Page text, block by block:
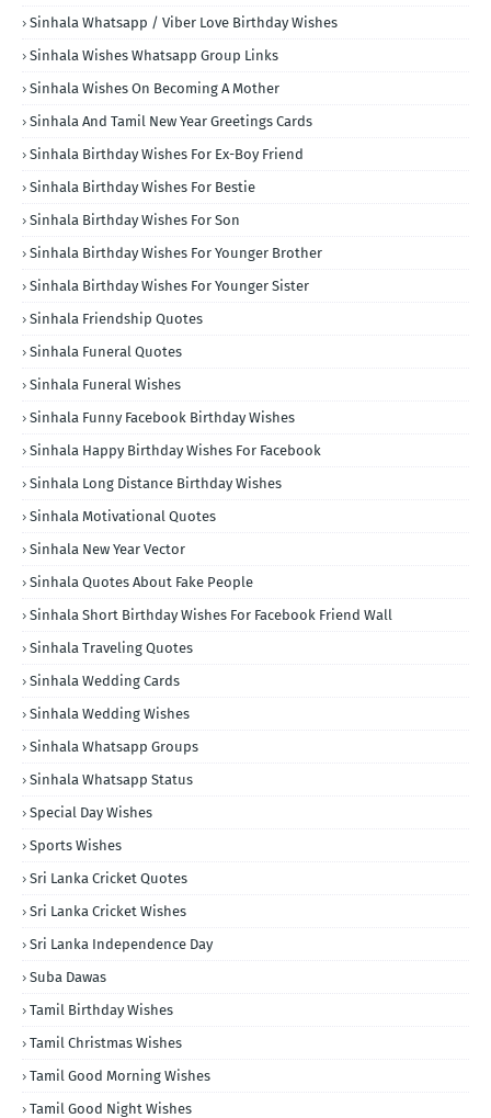
Sinhala Whatsapp / Viber Love Birthday Wishes
Sinhala Wishes Whatsapp Group Links
Sinhala Wishes On Becoming A Mother
Sinhala And Tamil New Year Greetings Cards
Sinhala Birthday Wishes For Ex-Boy Friend
Sinhala Birthday Wishes For Bestie
Sinhala Birthday Wishes For Son
Sinhala Birthday Wishes For Younger Brother
Sinhala Birthday Wishes For Younger Sister
Sinhala Friendship Quotes
Sinhala Funeral Quotes
Sinhala Funeral Wishes
Sinhala Funny Facebook Birthday Wishes
Sinhala Happy Birthday Wishes For Facebook
Sinhala Long Distance Birthday Wishes
Sinhala Motivational Quotes
Sinhala New Year Vector
Sinhala Quotes About Fake People
Sinhala Short Birthday Wishes For Facebook Friend Wall
Sinhala Traveling Quotes
Sinhala Wedding Cards
Sinhala Wedding Wishes
Sinhala Whatsapp Groups
Sinhala Whatsapp Status
Special Day Wishes
Sports Wishes
Sri Lanka Cricket Quotes
Sri Lanka Cricket Wishes
Sri Lanka Independence Day
Suba Dawas
Tamil Birthday Wishes
Tamil Christmas Wishes
Tamil Good Morning Wishes
Tamil Good Night Wishes